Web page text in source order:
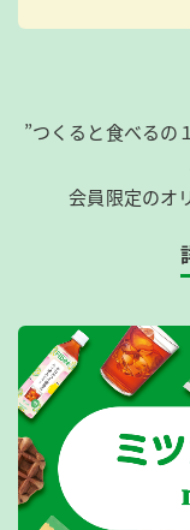
”つくると食べるの
会員限定のオ